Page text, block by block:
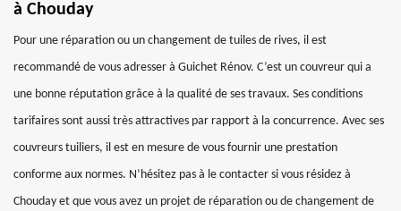
à Chouday
Pour une réparation ou un changement de tuiles de rives, il est
recommandé de vous adresser à Guichet Rénov. C’est un couvreur qui a
une bonne réputation grâce à la qualité de ses travaux. Ses conditions
tarifaires sont aussi très attractives par rapport à la concurrence. Avec ses
couvreurs tuiliers, il est en mesure de vous fournir une prestation
conforme aux normes. N’hésitez pas à le contacter si vous résidez à
Chouday et que vous avez un projet de réparation ou de changement de